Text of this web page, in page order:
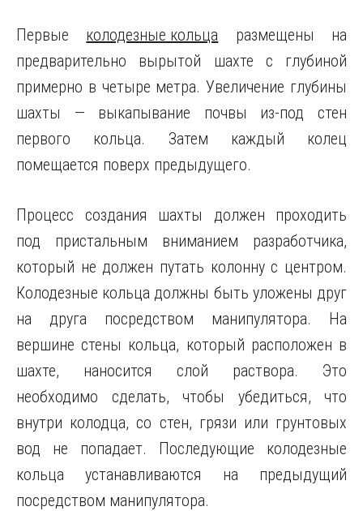
Первые колодезные кольца размещены на
предварительно вырытой шахте с глубиной
примерно в четыре метра. Увеличение глубины
шахты — выкапывание почвы из-под стен
первого кольца. Затем каждый колец
помещается поверх предыдущего.
Процесс создания шахты должен проходить
под пристальным вниманием разработчика,
который не должен путать колонну с центром.
Колодезные кольца должны быть уложены друг
на друга посредством манипулятора. На
вершине стены кольца, который расположен в
шахте, наносится слой раствора. Это
необходимо сделать, чтобы убедиться, что
внутри колодца, со стен, грязи или грунтовых
вод не попадает. Последующие колодезные
кольца устанавливаются на предыдущий
посредством манипулятора.